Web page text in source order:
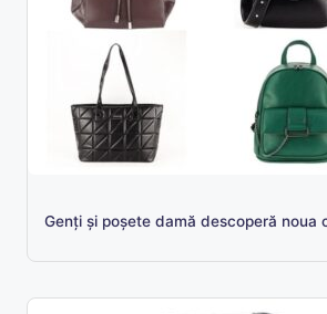
Genți și poșete damă descoperă noua